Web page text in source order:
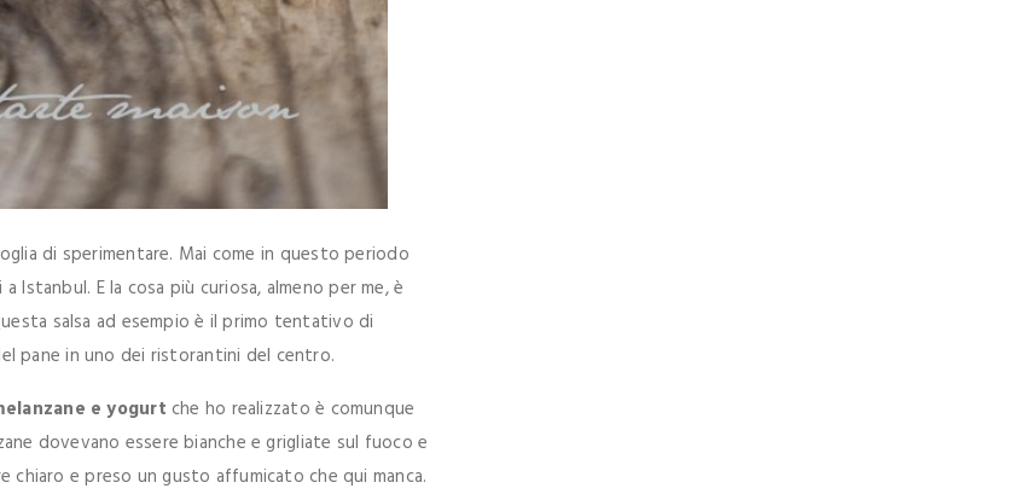
di sperimentare. Mai come in questo periodo
E la cosa più curiosa, almeno per me, è
salsa ad esempio è il primo tentativo di
pane in uno dei ristorantini del centro.
e yogurt che ho realizzato è comunque
dovevano essere bianche e grigliate sul fuoco e
e preso un gusto affumicato che qui manca.